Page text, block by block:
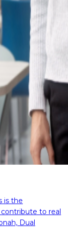
is the
to real
Dual